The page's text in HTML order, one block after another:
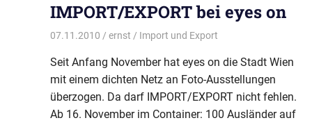
IMPORT/EXPORT bei eyes on
07.11.2010 ernst Import und Export
Seit Anfang November hat eyes on die Stadt Wien
mit einem dichten Netz an Foto-Ausstellungen
überzogen. Da darf IMPORT/EXPORT nicht fehlen.
Ab 16. November im Container: 100 Ausländer auf